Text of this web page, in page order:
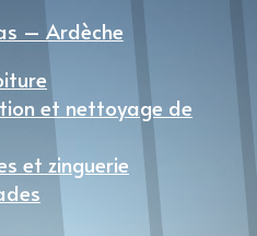
– Ardèche
et nettoyage de
et zinguerie